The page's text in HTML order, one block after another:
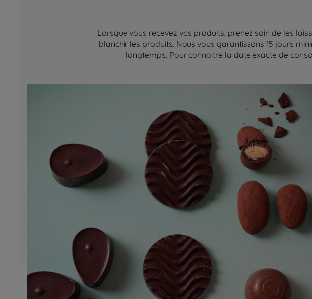
Lorsque vous recevez vos produits, prenez soin de les
blanchir les produits. Nous vous garantissons 15 jours
longtemps. Pour connaitre la date exacte de